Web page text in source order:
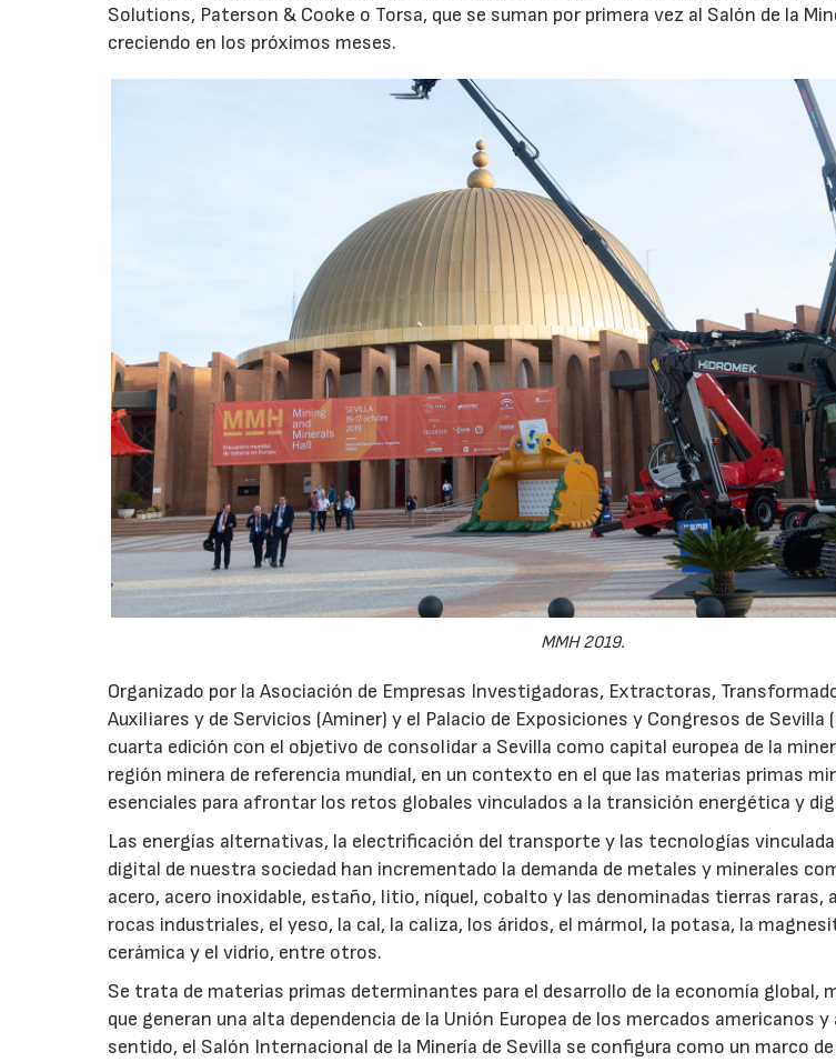
Solutions, Paterson & Cooke o Torsa, que se suman por primera vez al Salón de la
creciendo en los próximos meses.
MMH 2019.
Organizado por la Asociación de Empresas Investigadoras, Extractoras,
Auxiliares y de Servicios (Aminer) y el Palacio de Exposiciones y Congresos de Sevilla
cuarta edición con el objetivo de consolidar a Sevilla como capital europea de la
región minera de referencia mundial, en un contexto en el que las materias primas
esenciales para afrontar los retos globales vinculados a la transición energética y
Las energías alternativas, la electrificación del transporte y las tecnologías
digital de nuestra sociedad han incrementado la demanda de metales y minerales
acero, acero inoxidable, estaño, litio, níquel, cobalto y las denominadas tierras raras,
rocas industriales, el yeso, la cal, la caliza, los áridos, el mármol, la potasa, la
cerámica y el vidrio, entre otros.
Se trata de materias primas determinantes para el desarrollo de la economía global,
que generan una alta dependencia de la Unión Europea de los mercados americanos
sentido, el Salón Internacional de la Minería de Sevilla se configura como un marco
15/07/2026